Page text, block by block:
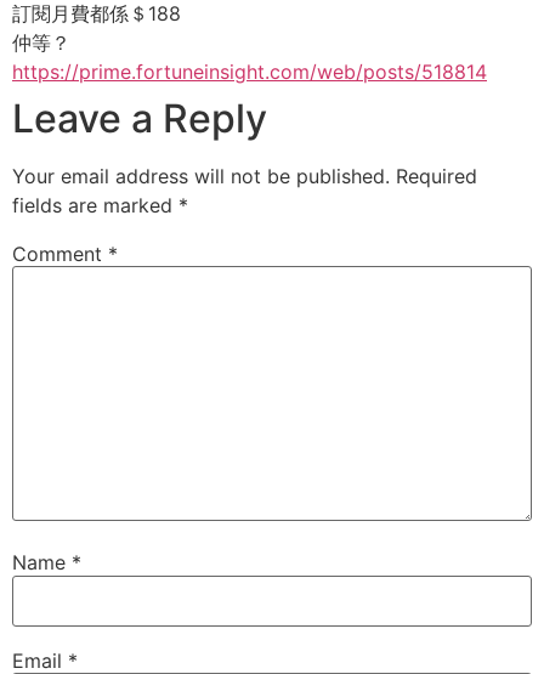
訂閱月費都係＄188
仲等？
https://prime.fortuneinsight.com/web/posts/518814
Leave a Reply
Your email address will not be published. Required
fields are marked *
Comment *
Name *
Email *